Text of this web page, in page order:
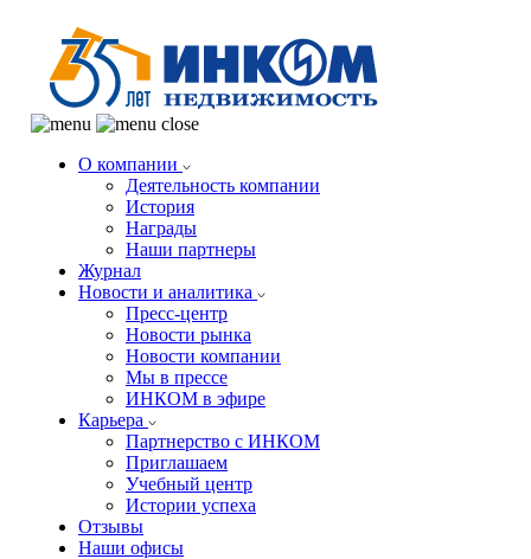
О компании
Деятельность компании
История
Награды
Наши партнеры
Журнал
Новости и аналитика
Пресс-центр
Новости рынка
Новости компании
Мы в прессе
ИНКОМ в эфире
Карьера
Партнерство с ИНКОМ
Приглашаем
Учебный центр
Истории успеха
Отзывы
Наши офисы